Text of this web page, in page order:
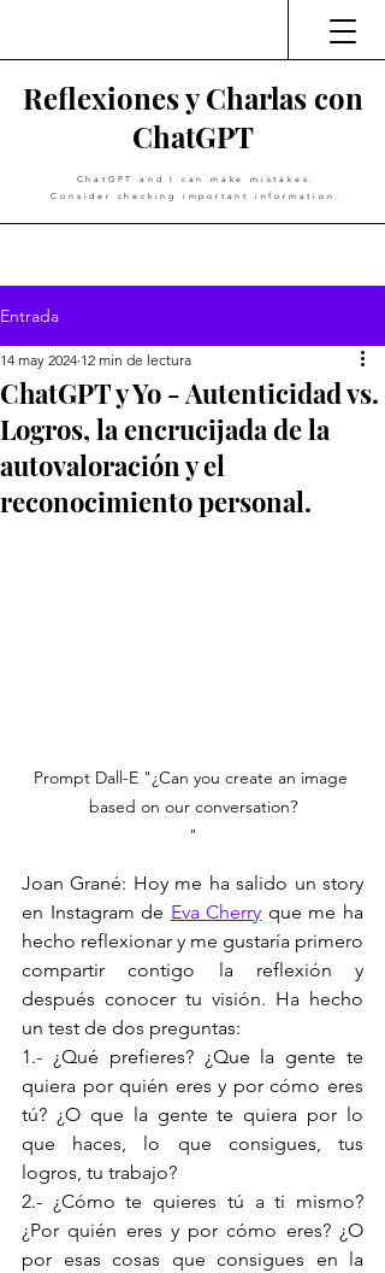
Reflexiones y Charlas con
ChatGPT
ChatGPT and I can make mistakes.
Consider checking important information.
Entrada
ChatGPT y Yo - Autenticidad vs.
Logros, la encrucijada de la
autovaloración y el
reconocimiento personal.
14 may 2024 12 min de lectura
Prompt Dall-E "¿Can you create an image
based on our conversation?
"
Joan Grané: Hoy me ha salido un story
en Instagram de Eva Cherry que me ha
hecho reflexionar y me gustaría primero
compartir contigo la reflexión y
después conocer tu visión. Ha hecho
un test de dos preguntas:
1.- ¿Qué prefieres? ¿Que la gente te
quiera por quién eres y por cómo eres
tú? ¿O que la gente te quiera por lo
que haces, lo que consigues, tus
logros, tu trabajo?
2.- ¿Cómo te quieres tú a ti mismo?
¿Por quién eres y por cómo eres? ¿O
por esas cosas que consigues en la